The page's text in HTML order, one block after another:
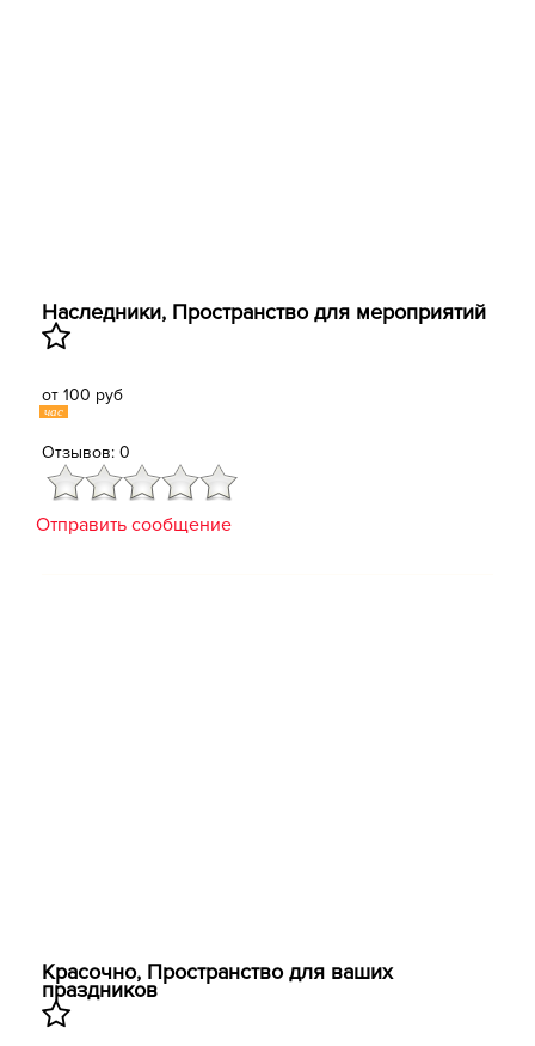
Наследники, Пространство для мероприятий
от 100 руб
час
Отзывов: 0
Отправить сообщение
Красочно, Пространство для ваших
праздников